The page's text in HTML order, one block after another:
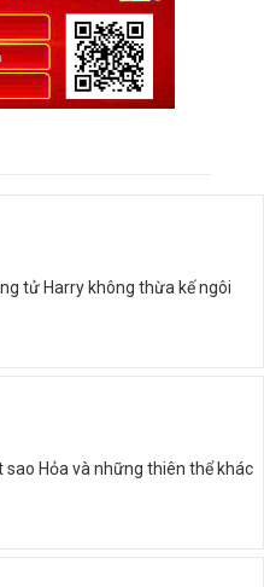
tử Harry không thừa kế ngôi
Hỏa và những thiên thể khác